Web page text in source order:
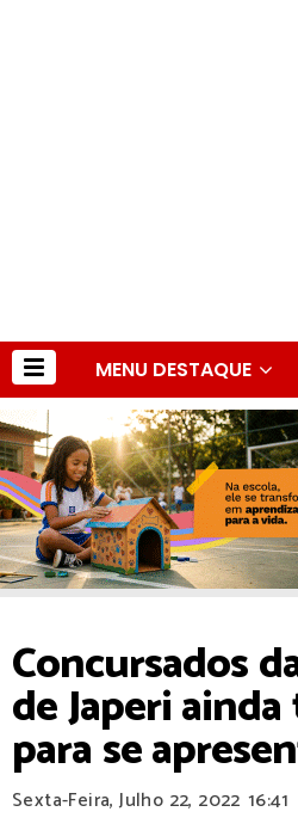
MENU DESTAQUE
Concursados
de Japeri
para se
Sexta-Feira, Julho 22, 2022 16:41